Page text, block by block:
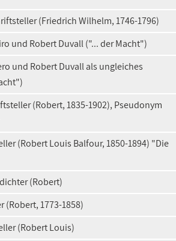
(Friedrich Wilhelm, 1746-1796)
und Robert Duvall ("... der Macht")
und Robert Duvall als ungleiches
(Robert, 1835-1902), Pseudonym
(Robert Louis Balfour, 1850-1894) "Die
(Robert)
1773-1858)
(Robert Louis)